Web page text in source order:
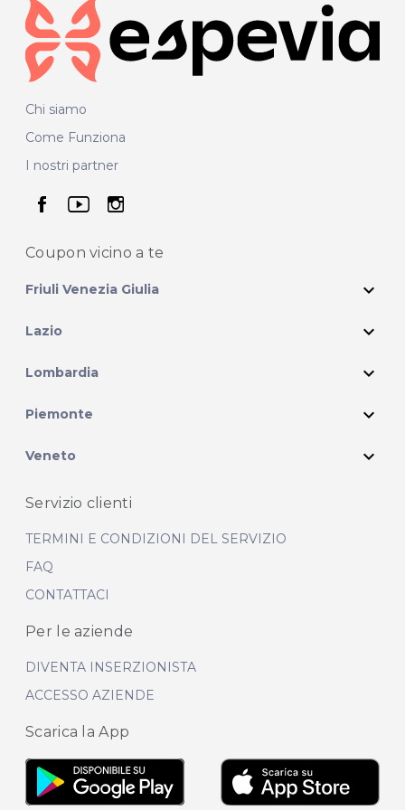
Chi siamo
Come Funziona
I nostri partner
seguici su facebook
seguici su youtube
seguici su instagram
Coupon vicino a te
Friuli Venezia Giulia expand_more
Lazio expand_more
Lombardia expand_more
Piemonte expand_more
Veneto expand_more
Servizio clienti
TERMINI E CONDIZIONI DEL SERVIZIO
FAQ
CONTATTACI
Per le aziende
DIVENTA INSERZIONISTA
ACCESSO AZIENDE
Scarica la App